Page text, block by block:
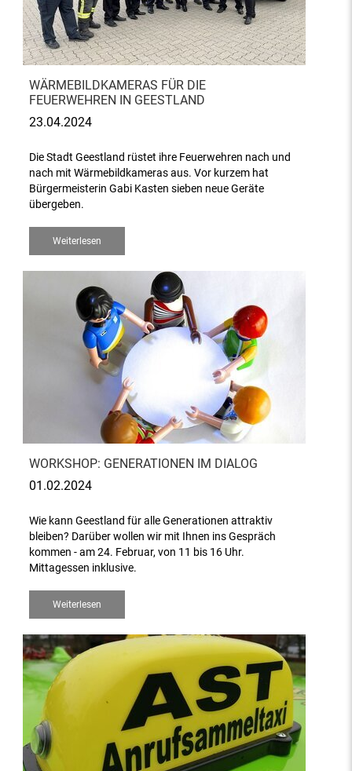
WÄRMEBILDKAMERAS FÜR DIE
FEUERWEHREN IN GEESTLAND
23.04.2024
Die Stadt Geestland rüstet ihre Feuerwehren nach und
nach mit Wärmebildkameras aus. Vor kurzem hat
Bürgermeisterin Gabi Kasten sieben neue Geräte
übergeben.
Weiterlesen
WORKSHOP: GENERATIONEN IM DIALOG
01.02.2024
Wie kann Geestland für alle Generationen attraktiv
bleiben? Darüber wollen wir mit Ihnen ins Gespräch
kommen - am 24. Februar, von 11 bis 16 Uhr.
Mittagessen inklusive.
Weiterlesen